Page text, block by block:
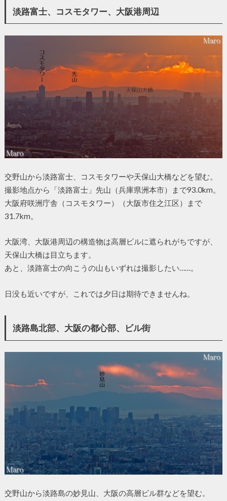
淡路富士、コスモタワー、大阪港周辺
交野山から淡路富士、コスモタワーや天保山大橋などを望む。
撮影地点から「淡路富士」先山（兵庫県洲本市）まで93.0km。
大阪府咲洲庁舎（コスモタワー）（大阪市住之江区）まで
31.7km。
大阪湾、大阪港周辺の構造物は高層ビルに遮られがちですが、
天保山大橋は目立ちます。
あと、淡路富士の向こうの山もいずれは撮影したい……。
日没も近いですが、これでは夕日は期待できませんね。
淡路島北部、大阪の都心部、ビル街
交野山から淡路島の妙見山、大阪の高層ビル群などを望む。